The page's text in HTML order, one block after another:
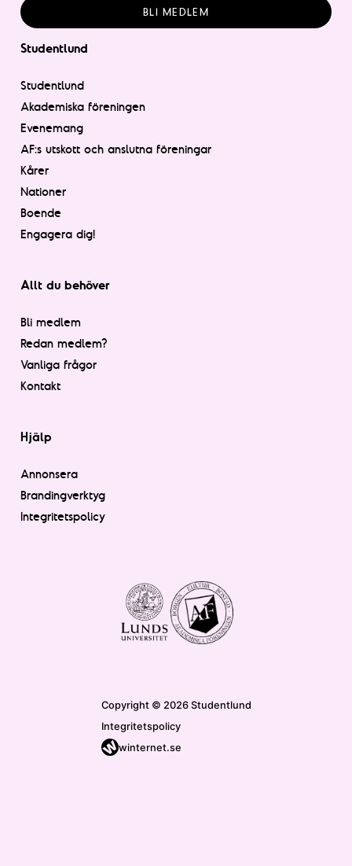
BLI MEDLEM
Studentlund
Studentlund
Akademiska föreningen
Evenemang
AF:s utskott och anslutna föreningar
Kårer
Nationer
Boende
Engagera dig!
Allt du behöver
Bli medlem
Redan medlem?
Vanliga frågor
Kontakt
Hjälp
Annonsera
Brandingverktyg
Integritetspolicy
Copyright © 2026 Studentlund
Integritetspolicy
winternet.se